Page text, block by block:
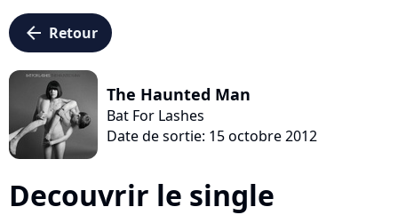
arrow_left Retour
The Haunted Man
Bat For Lashes
Date de sortie: 15 octobre 2012
Decouvrir le single